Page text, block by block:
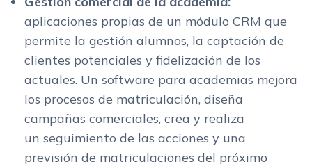
aplicaciones propias de un módulo CRM que
permite la gestión alumnos, la captación de
clientes potenciales y fidelización de los
actuales. Un software para academias mejora
los procesos de matriculación, diseña
campañas comerciales, crea y realiza
un seguimiento de las acciones y una
previsión de matriculaciones del próximo